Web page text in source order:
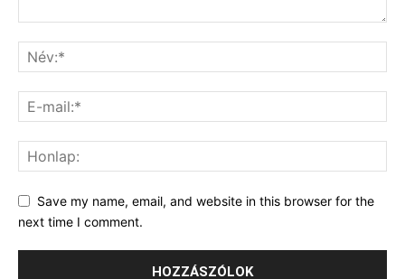
Save my name, email, and website in this browser for the
next time I comment.